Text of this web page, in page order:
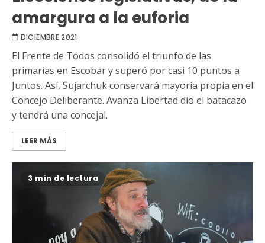
amargura a la euforia
DICIEMBRE 2021
El Frente de Todos consolidó el triunfo de las
primarias en Escobar y superó por casi 10 puntos a
Juntos. Así, Sujarchuk conservará mayoría propia en el
Concejo Deliberante. Avanza Libertad dio el batacazo
y tendrá una concejal.
LEER MÁS
3 min de lectura